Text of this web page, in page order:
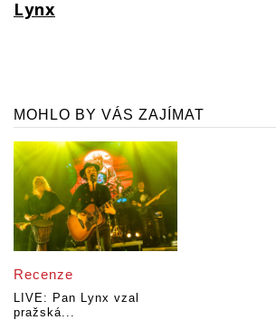
Lynx
MOHLO BY VÁS ZAJÍMAT
Recenze
LIVE: Pan Lynx vzal
pražská...